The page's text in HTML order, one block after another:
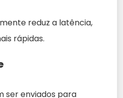
reduz a latência,
rápidas.
ser enviados para